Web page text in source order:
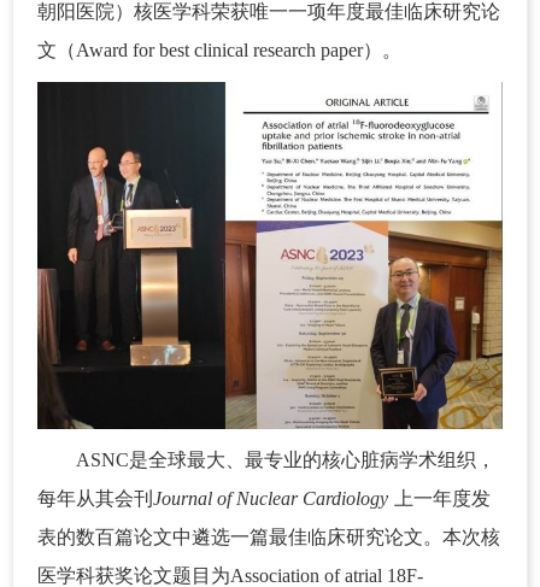
朝阳医院）核医学科荣获唯一一项年度最佳临床研究论
文（Award for best clinical research paper）。
ASNC是全球最大、最专业的核心脏病学术组织，
每年从其会刊 Journal of Nuclear Cardiology
上一年度发
表的数百篇论文中遴选一篇最佳临床研究论文。本次核
医学科获奖论文题目为Association of atrial 18F-